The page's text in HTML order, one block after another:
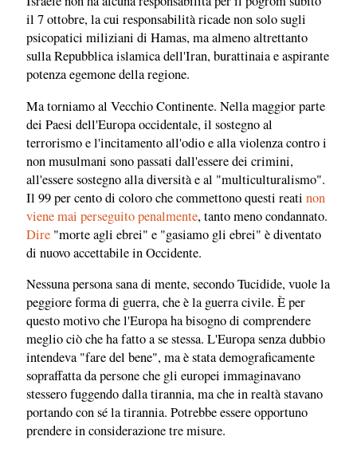
il 7 ottobre, la cui responsabilità ricade non solo sugli
psicopatici miliziani di Hamas, ma almeno altrettanto
sulla Repubblica islamica dell'Iran, burattinaia e aspirante
potenza egemone della regione.
Ma torniamo al Vecchio Continente. Nella maggior parte
dei Paesi dell'Europa occidentale, il sostegno al
terrorismo e l'incitamento all'odio e alla violenza contro i
non musulmani sono passati dall'essere dei crimini,
all'essere sostegno alla diversità e al "multiculturalismo".
Il 99 per cento di coloro che commettono questi reati non
viene mai perseguito penalmente, tanto meno condannato.
Dire "morte agli ebrei" e "gasiamo gli ebrei" è diventato
di nuovo accettabile in Occidente.
Nessuna persona sana di mente, secondo Tucidide, vuole la
peggiore forma di guerra, che è la guerra civile. È per
questo motivo che l'Europa ha bisogno di comprendere
meglio ciò che ha fatto a se stessa. L'Europa senza dubbio
intendeva "fare del bene", ma è stata demograficamente
sopraffatta da persone che gli europei immaginavano
stessero fuggendo dalla tirannia, ma che in realtà stavano
portando con sé la tirannia. Potrebbe essere opportuno
prendere in considerazione tre misure.